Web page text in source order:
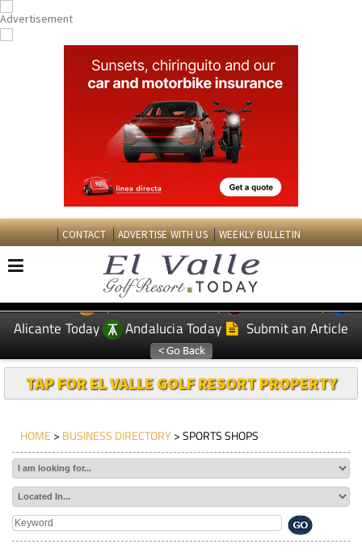
CONTACT ADVERTISE WITH US WEEKLY BULLETIN
EDITIONS: Spanish News Today
Murcia Today
Alicante Today
Andalucia Today Submit an Article
TAP FOR EL VALLE GOLF RESORT PROPERTY
HOME > BUSINESS DIRECTORY> SPORTS SHOPS